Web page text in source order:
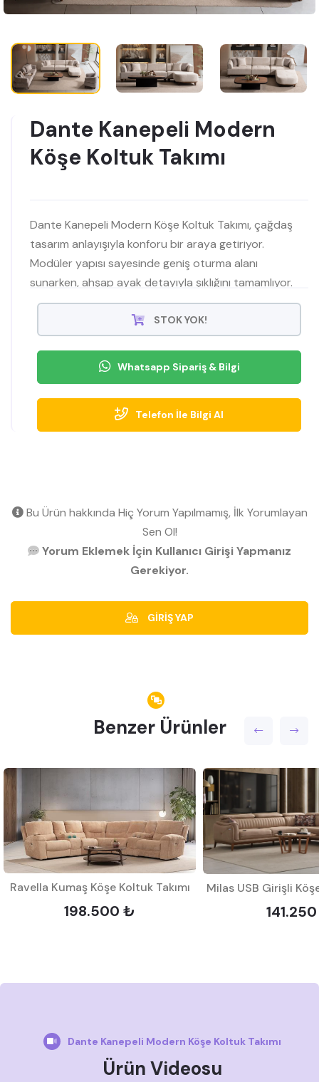
Dante Kanepeli Modern
Köşe Koltuk Takımı
Dante Kanepeli Modern Köşe Koltuk Takımı, çağdaş
tasarım anlayışıyla konforu bir araya getiriyor.
Modüler yapısı sayesinde geniş oturma alanı
sunarken, ahşap ayak detayıyla şıklığını tamamlıyor.
Yumuşak dokulu kumaşı ve dolgun minderleriyle rahat
bir oturum sağlarken, fonksiyonel kanepe bölümü
ekstra konfor sunuyor. Ev
STOK YOK!
Whatsapp Sipariş & Bilgi
Telefon İle Bilgi Al
Bu Ürün hakkında Hiç Yorum Yapılmamış, İlk Yorumlayan
Sen Ol!
Yorum Eklemek İçin Kullanıcı Girişi Yapmanız
Gerekiyor.
GİRİŞ YAP
Benzer Ürünler
Ravella Kumaş Köşe Koltuk Takımı
198.500 ₺
Dante Kanepeli Modern Köşe Koltuk Takımı
Ürün Videosu